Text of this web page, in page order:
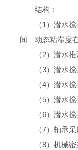
结构：
（1 ）潜水搅
间、动态粘滞度
（2）潜水
（3）潜水
（4）潜水搅
（5） 潜水
（6） 潜水
（7）轴承
（8）机械